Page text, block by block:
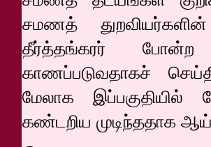
சமணத்
தீர்த்தங்கரர் போன்ற
காணப்படுவதாகச்
மேலாக
கண்டறிய முடிந்ததாக